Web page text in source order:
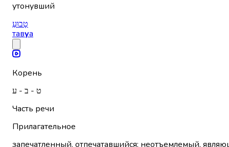
утонувший
טָבוּעַ
тавуа
Корень
ט - ב - ע
Часть речи
Прилагательное